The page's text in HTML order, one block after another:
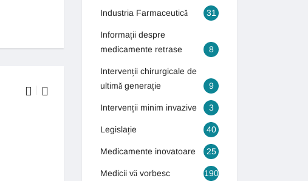
Generația autismului! Numărul copiilor care suferă de autism
Industria Farmaceutică 31
Informații despre
medicamente retrase
8
Intervenții chirurgicale de
ultimă generație
9
Intervenții minim invazive 3
Legislație 40
Medicamente inovatoare 25
Medicii vă vorbesc 190